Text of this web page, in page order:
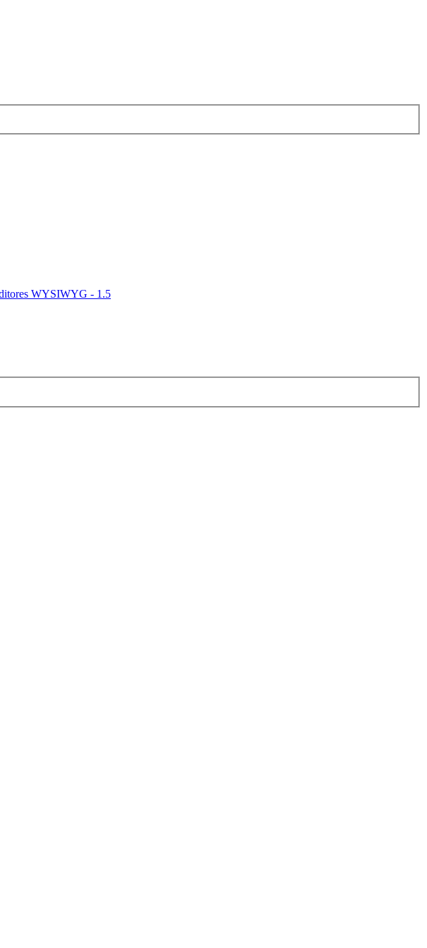
WYSIWYG - 1.5